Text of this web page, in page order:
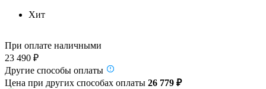
Хит
При оплате наличными
23 490 ₽
Другие способы оплаты
Цена при других способах оплаты 26 779 ₽